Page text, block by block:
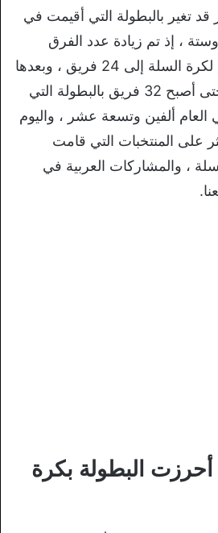
قد تغير بالبطولة التي أقيمت في
وستة ، إذ تم زيادة عدد الفرق
المشاركة بكأس العالم لكرة السلة إلى 24 فريق ، وبعدها
تمت زيادة ذلك العدد حتى أصبح 32 فريق بالبطولة التي
ألفين وتسعة عشر ، واليوم
المنتخبات التي قامت
، والمشاركات العربية في
أحرزت البطولة بكرة